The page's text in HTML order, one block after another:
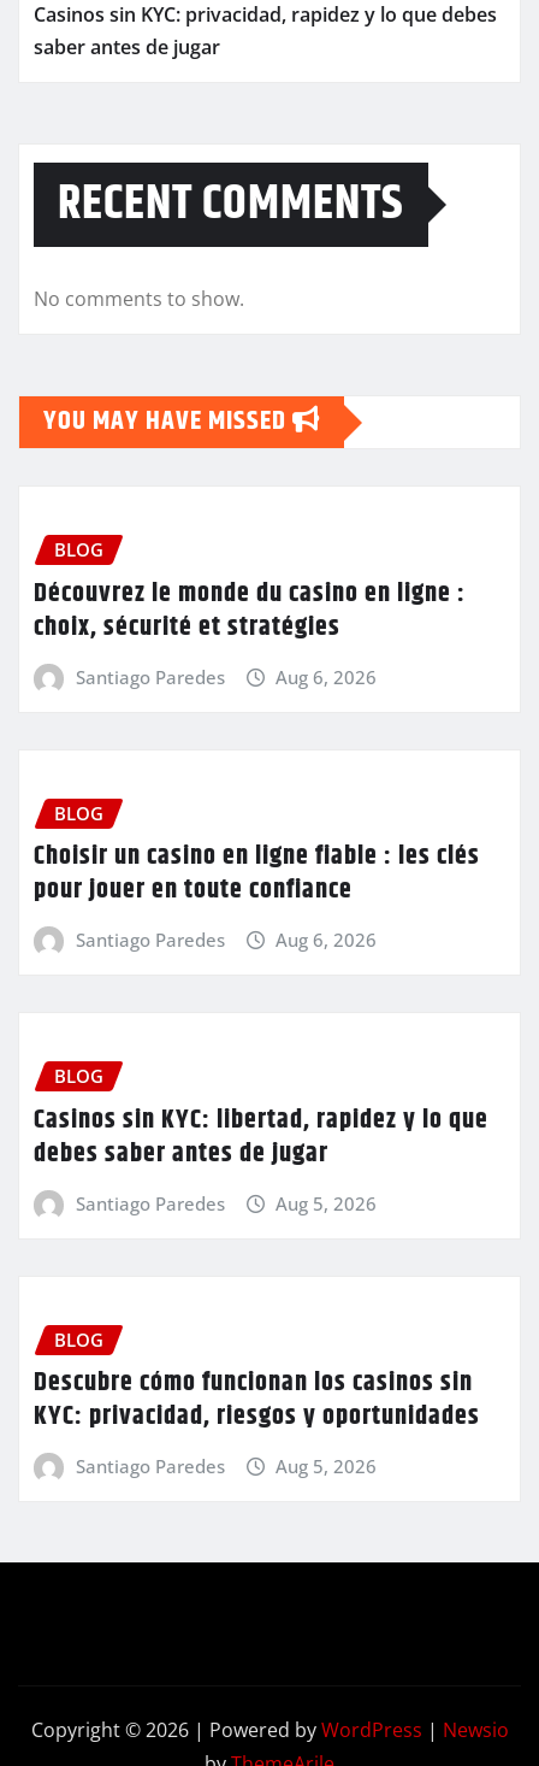
Casinos sin KYC: privacidad, rapidez y lo que debes
saber antes de jugar
RECENT COMMENTS
No comments to show.
YOU MAY HAVE MISSED
BLOG
Découvrez le monde du casino en ligne :
choix, sécurité et stratégies
Santiago Paredes Aug 6, 2026
BLOG
Choisir un casino en ligne fiable : les clés
pour jouer en toute confiance
Santiago Paredes Aug 6, 2026
BLOG
Casinos sin KYC: libertad, rapidez y lo que
debes saber antes de jugar
Santiago Paredes Aug 5, 2026
BLOG
Descubre cómo funcionan los casinos sin
KYC: privacidad, riesgos y oportunidades
Santiago Paredes Aug 5, 2026
Copyright © 2026 | Powered byWordPress | Newsio